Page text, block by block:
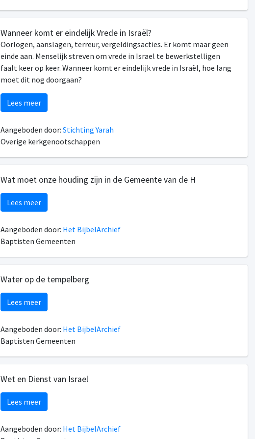
Wanneer komt er eindelijk Vrede in Israël?
Oorlogen, aanslagen, terreur, vergeldingsacties. Er komt maar geen
einde aan. Menselijk streven om vrede in Israel te bewerkstelligen
faalt keer op keer. Wanneer komt er eindelijk vrede in Israël, hoe lang
moet dit nog doorgaan?
Lees meer
Aangeboden door: Stichting Yarah
Overige kerkgenootschappen
Wat moet onze houding zijn in de Gemeente van de H
Lees meer
Aangeboden door: Het BijbelArchief
Baptisten Gemeenten
Water op de tempelberg
Lees meer
Aangeboden door: Het BijbelArchief
Baptisten Gemeenten
Wet en Dienst van Israel
Lees meer
Aangeboden door: Het BijbelArchief